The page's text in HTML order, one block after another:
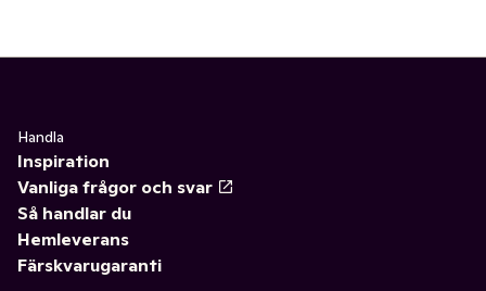
Handla
Inspiration
Vanliga frågor och svar
Så handlar du
Hemleverans
Färskvarugaranti